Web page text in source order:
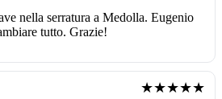
nella serratura a Medolla. Eugenio
tutto. Grazie!
★★★★★